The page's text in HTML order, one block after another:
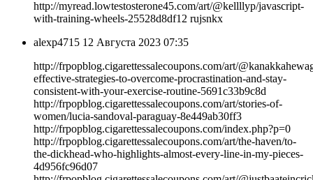
http://myread.lowtestosterone45.com/art/@kellllyp/javascript-
with-training-wheels-25528d8df12 rujsnkx
alexp4715 12 Августа 2023 07:35
http://frpopblog.cigarettessalecoupons.com/art/
effective-strategies-to-overcome-procrastination-and-stay-
consistent-with-your-exercise-routine-5691c33b9c8d
http://frpopblog.cigarettessalecoupons.com/art/stories-of-
women/lucia-sandoval-paraguay-8e449ab30ff3
http://frpopblog.cigarettessalecoupons.com/index.php?p=0
http://frpopblog.cigarettessalecoupons.com/art/the-haven/to-
the-dickhead-who-highlights-almost-every-line-in-my-pieces-
4d956fc96d07